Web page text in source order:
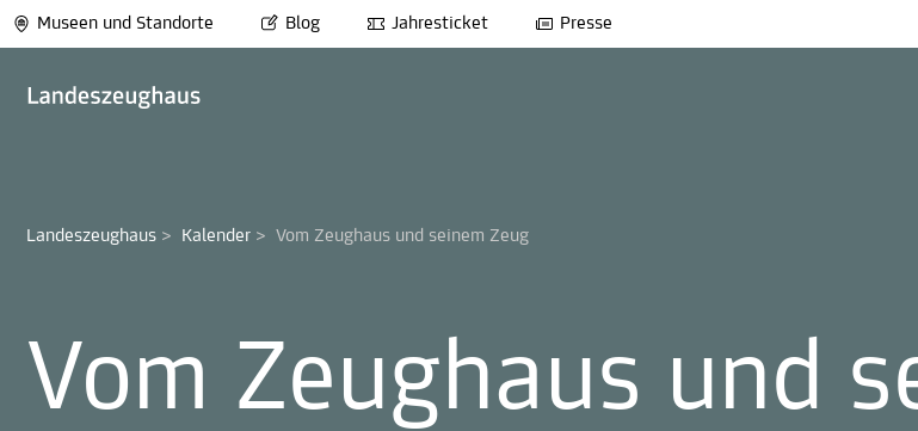
Museen und Standorte Blog Jahresticket Presse
Landeszeughaus > Kalender > Vom Zeughaus und seinem Zeug
Vom Zeughaus und